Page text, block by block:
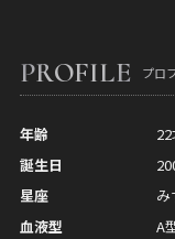
PROFILE プロ
年齢
誕生日
星座
み
血液型
A